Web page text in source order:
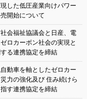
した低圧産業向けパワー
開始について
会福祉協議会と日産、電
ロカーボン社会の実現と
る連携協定を締結
動車を軸としたゼロカー
力の強化及び 住み続けら
す連携協定を締結